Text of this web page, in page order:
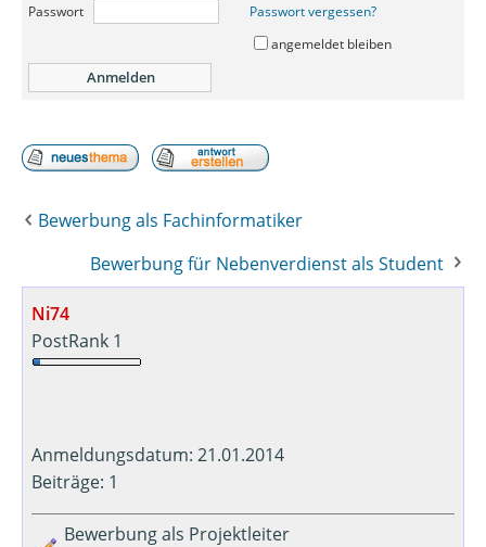
Passwort
Passwort vergessen?
angemeldet bleiben
Bewerbung als Fachinformatiker
Bewerbung für Nebenverdienst als Student
Ni74
PostRank 1
Anmeldungsdatum: 21.01.2014
Beiträge: 1
Bewerbung als Projektleiter